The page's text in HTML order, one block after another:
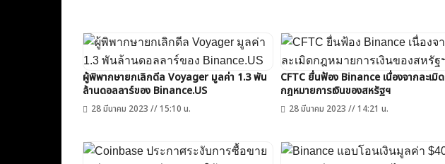
ผู้พิพากษายกเลิกดีล Voyager มูลค่า 1.3 พัน
ล้านดอลลาร์ของ Binance.US
28 มีนาคม 2023 // 15:10 น.
CFTC ยื่นฟ้อง Binance เนื่องจากละเมิด
กฎหมายการเงินของสหรัฐฯ
28 มีนาคม 2023 // 14:21 น.